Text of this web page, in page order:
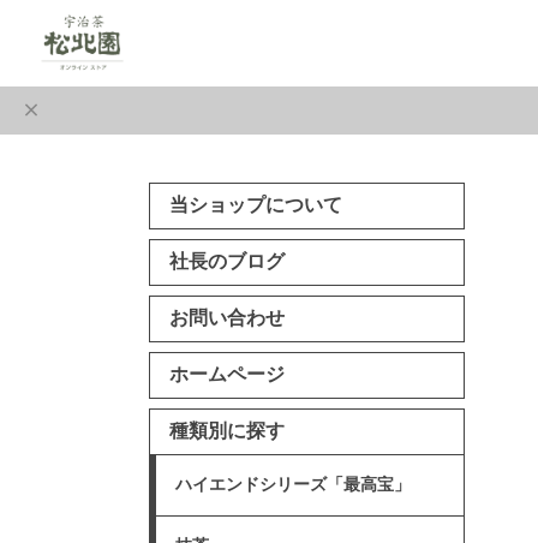
当ショップについて
社長のブログ
お問い合わせ
ホームページ
種類別に探す
ハイエンドシリーズ「最高宝」